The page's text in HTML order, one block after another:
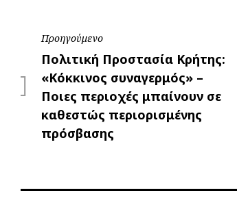
Πλοήγηση
άρθρων
Προηγούμενο
Προηγούμενο
Πολιτική Προστασία Κρήτης:
«Κόκκινος συναγερμός» –
Ποιες περιοχές μπαίνουν σε
καθεστώς περιορισμένης
πρόσβασης